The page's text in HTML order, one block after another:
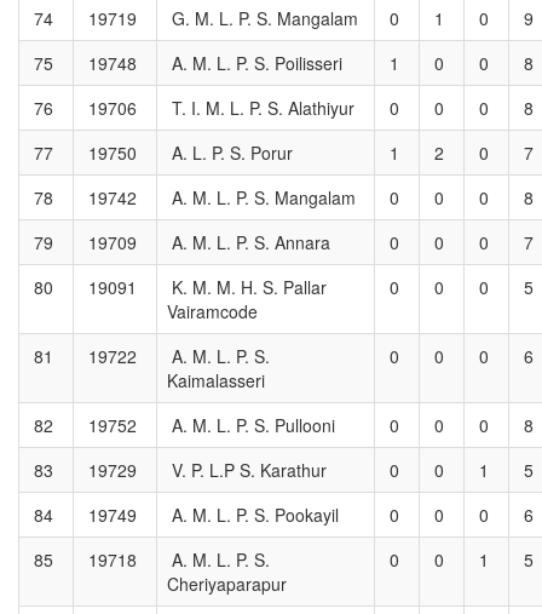
74 19719 G. M. L. P. S. Mangalam 0 1 0
9
75
19748 A. M. L. P. S. Poilisseri 1 0 0
8
76
19706 T. I. M. L. P. S. Alathiyur 0 0 0
8
77
19750 A. L. P. S. Porur 1 2 0
7
78
19742 A. M. L. P. S. Mangalam 0 0 0
8
79
19709 A. M. L. P. S. Annara 0 0 0
7
80
19091
K. M. M. H. S. Pallar
Vairamcode
0 0 0 5
81 19722
A. M. L. P. S.
Kaimalasseri
0 0 0 6
82 19752 A. M. L. P. S. Pullooni 0 0 0
8
83
19729 V. P. L.P S. Karathur 0 0 1
5
84
19749 A. M. L. P. S. Pookayil 0 0 0
6
85
19718
A. M. L. P. S.
Cheriyaparapur
0 0 1 5